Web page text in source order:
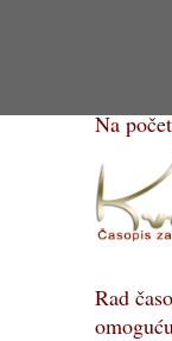
Na
Rad